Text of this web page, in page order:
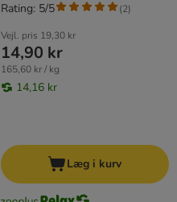
Vejl. pris 19,30 kr
14,90 kr
165,60 kr / kg
14,16 kr
Rating: 5/5 (2)
Læg i kurv